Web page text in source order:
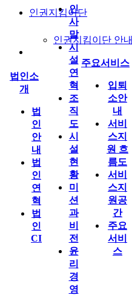
인권지킴이단
인권지킴이단 안내
법인소
개
법
인
안
내
법
인
연
혁
법
인
CI
인
사
말
시
설
연
혁
조
직
도
시
설
현
황
미
션
과
비
전
윤
리
경
영
주요서비스
입퇴
소안
내
서비
스지
원 흐
름도
서비
스지
원공
간
주요
서비
스